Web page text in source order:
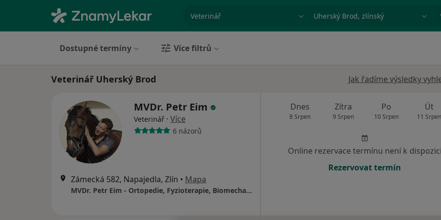
specializace, nemoc nebo příjmení Město nebo region
Dostupné termíny Více filtrů
Veterinář Uherský Brod Jak řadíme výsledky
MVDr. Petr Eim
Veterinář · Více
6 názorů
Zámecká 582, Napajedla, Zlín • Mapa
MVDr. Petr Eim - Ortopedie, Fyzioterapie, Biomechanika pohybu koní
Dnes
8 Srpen
Zítra
9 Srpen
Po
10 Srpen
Út
11
Online rezervace termínu není k
Rezervovat termín